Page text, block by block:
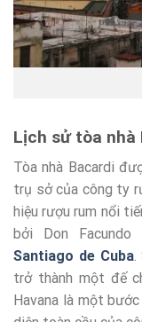
Lịch sử tòa nhà
Tòa nhà Bacardi
trụ sở của công ty
hiệu rượu rum nổi
bởi Don
Santiago de Cuba.
trở thành một đế
Havana là một